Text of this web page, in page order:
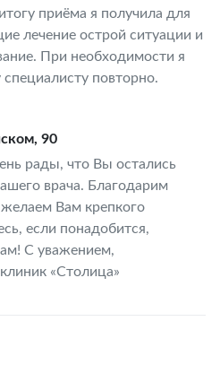
приёма я получила для
лечение острой ситуации и
При необходимости я
повторно.
90
рады, что Вы остались
врача. Благодарим
Вам крепкого
если понадобится,
С уважением,
«Столица»